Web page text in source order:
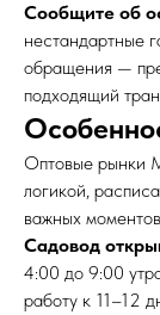
Сообщите об
нестандартные
обращения —
подходящий
Оптовые рынки
логикой,
важных
Садовод
4:00 до 9:00
работу к 11–12